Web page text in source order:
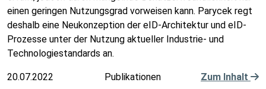
einen geringen Nutzungsgrad vorweisen kann. Parycek regt
deshalb eine Neukonzeption der eID-Architektur und eID-
Prozesse unter der Nutzung aktueller Industrie- und
Technologiestandards an.
20.07.2022 Publikationen Zum Inhalt